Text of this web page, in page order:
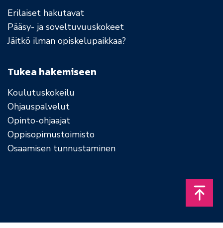
Erilaiset hakutavat
Pääsy- ja soveltuvuuskokeet
Jäitkö ilman opiskelupaikkaa?
Tukea hakemiseen
Koulutuskokeilu
Ohjauspalvelut
Opinto-ohjaajat
Oppisopimustoimisto
Osaamisen tunnustaminen